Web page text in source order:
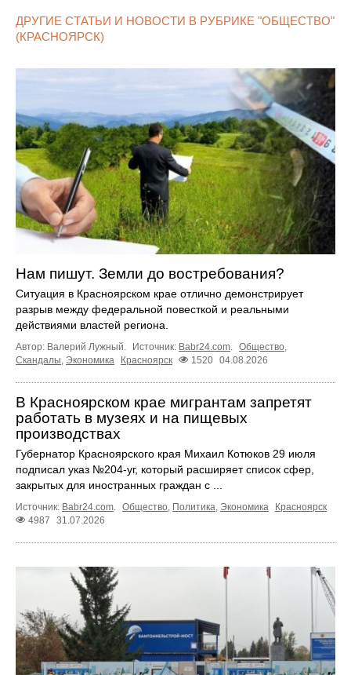
ДРУГИЕ СТАТЬИ И НОВОСТИ В РУБРИКЕ "ОБЩЕСТВО"
(КРАСНОЯРСК)
Нам пишут. Земли до востребования?
Ситуация в Красноярском крае отлично демонстрирует
разрыв между федеральной повесткой и реальными
действиями властей региона.
Автор: Валерий Лужный. Источник: Babr24.com. Общество,
Скандалы, Экономика Красноярск 1520 04.08.2026
В Красноярском крае мигрантам запретят
работать в музеях и на пищевых
производствах
Губернатор Красноярского края Михаил Котюков 29 июля
подписал указ №204-уг, который расширяет список сфер,
закрытых для иностранных граждан с ...
Источник: Babr24.com. Общество, Политика, Экономика
Красноярск
4987
31.07.2026